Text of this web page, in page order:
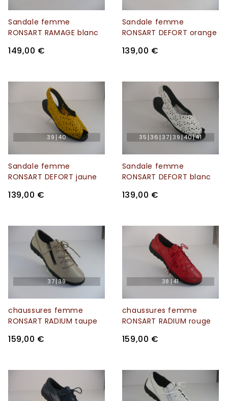
Sandale femme
RONSART RAMAGE blanc
149,00 €
Sandale femme
RONSART DEFORT orange
139,00 €
39 40
Sandale femme
RONSART DEFORT jaune
139,00 €
35 36 37 39 40 41
Sandale femme
RONSART DEFORT blanc
139,00 €
37 39
chaussures femme
RONSART RADIUM taupe
159,00 €
38 41
chaussures femme
RONSART RADIUM rouge
159,00 €